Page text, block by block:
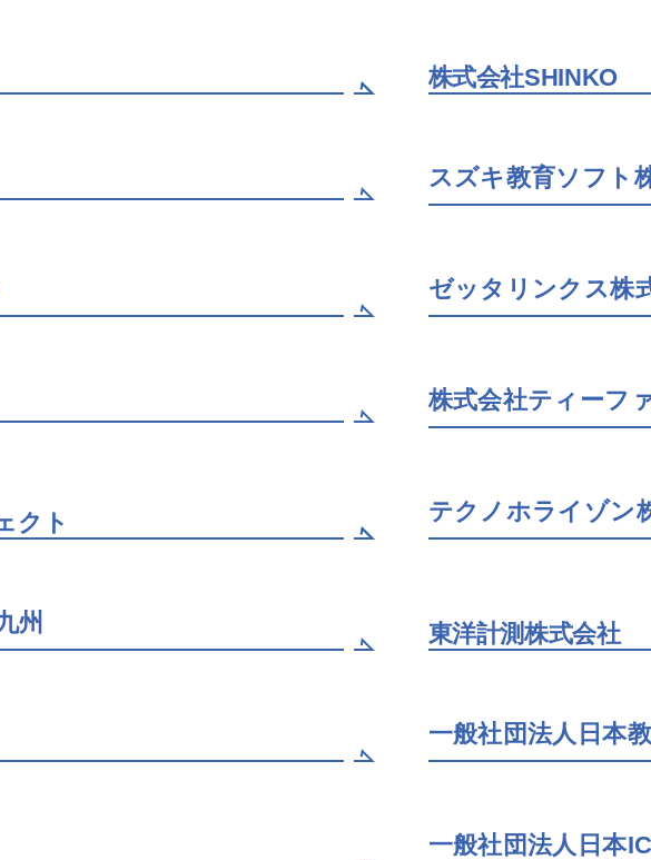
株式会社SHINKO
スズキ教育ソフト
ゼッタリンクス株
株式会社ティーフ
クト テクノホライゾン
州 東洋計測株式会社
一般社団法人日本
一般社団法人日本